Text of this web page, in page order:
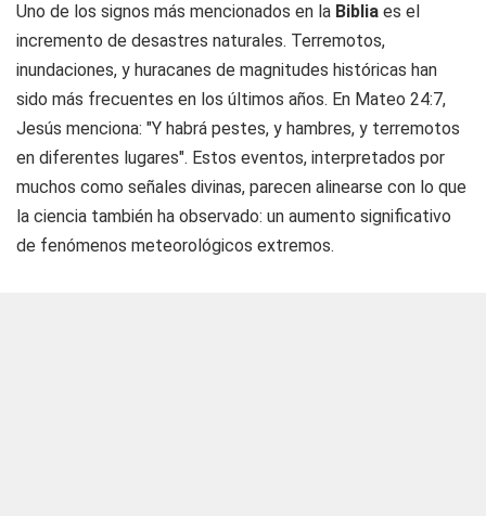
Uno de los signos más mencionados en la Biblia es el
incremento de desastres naturales. Terremotos,
inundaciones, y huracanes de magnitudes históricas han
sido más frecuentes en los últimos años. En Mateo 24:7,
Jesús menciona: "Y habrá pestes, y hambres, y terremotos
en diferentes lugares". Estos eventos, interpretados por
muchos como señales divinas, parecen alinearse con lo que
la ciencia también ha observado: un aumento significativo
de fenómenos meteorológicos extremos.